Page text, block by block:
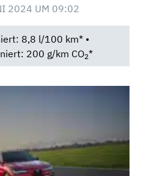
2024 UM 09:02
8,8 l/100 km* •
200 g/km CO2*